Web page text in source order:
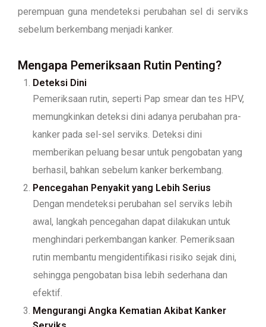
perempuan guna mendeteksi perubahan sel di serviks
sebelum berkembang menjadi kanker.
Mengapa Pemeriksaan Rutin Penting?
Deteksi Dini
Pemeriksaan rutin, seperti Pap smear dan tes HPV,
memungkinkan deteksi dini adanya perubahan pra-
kanker pada sel-sel serviks. Deteksi dini
memberikan peluang besar untuk pengobatan yang
berhasil, bahkan sebelum kanker berkembang.
Pencegahan Penyakit yang Lebih Serius
Dengan mendeteksi perubahan sel serviks lebih
awal, langkah pencegahan dapat dilakukan untuk
menghindari perkembangan kanker. Pemeriksaan
rutin membantu mengidentifikasi risiko sejak dini,
sehingga pengobatan bisa lebih sederhana dan
efektif.
Mengurangi Angka Kematian Akibat Kanker